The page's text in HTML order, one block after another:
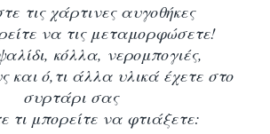
τις χάρτινες αυγοθήκες
να τις μεταμορφώσετε!
κόλλα, νερομπογιές,
και ό,τι άλλα υλικά έχετε στο
συρτάρι σας
τι μπορείτε να φτιάξετε: